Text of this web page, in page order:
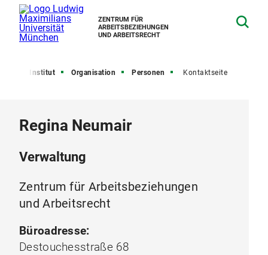
ZENTRUM FÜR
ARBEITSBEZIEHUNGEN
UND ARBEITSRECHT
Institut Organisation Personen Kontaktseite
Regina Neumair
Verwaltung
Zentrum für Arbeitsbeziehungen
und Arbeitsrecht
Büroadresse:
Destouchesstraße 68